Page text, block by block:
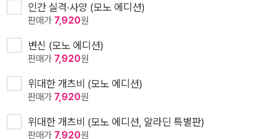
인간 실격·사양 (모노 에디션)
판매가 7,920원
변신 (모노 에디션)
판매가 7,920원
위대한 개츠비 (모노 에디션)
판매가 7,920원
위대한 개츠비 (모노 에디션, 알라딘 특별판)
판매가 7,920원